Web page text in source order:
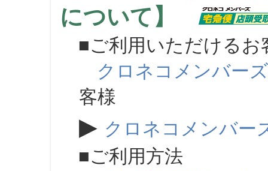
について】
■ご利用いただけるお
クロネコメンバーズ
客様
▶ クロネコメンバー
■ご利用方法